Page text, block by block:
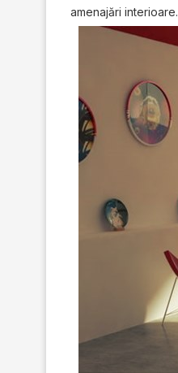
amenajări interioare.